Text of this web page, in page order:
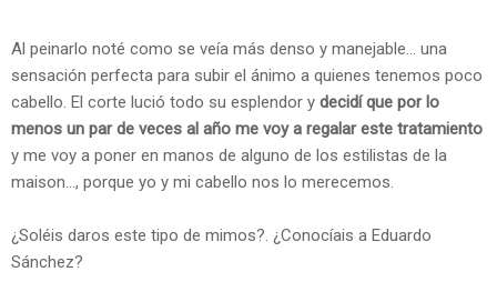
Al peinarlo noté como se veía más denso y manejable... una
sensación perfecta para subir el ánimo a quienes tenemos poco
cabello. El corte lució todo su esplendor y decidí que por lo
menos un par de veces al año me voy a regalar este tratamiento
y me voy a poner en manos de alguno de los estilistas de la
maison..., porque yo y mi cabello nos lo merecemos.
¿Soléis daros este tipo de mimos?. ¿Conocíais a Eduardo
Sánchez?